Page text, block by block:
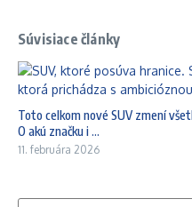
Súvisiace články
Toto celkom nové SUV zmení
O akú značku i ...
11. februára 2026